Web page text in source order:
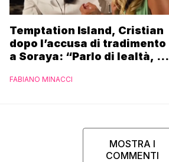
Temptation Island, Cristian
dopo l’accusa di tradimento
a Soraya: “Parlo di lealtà, ma
FABIANO MINACCI
MOSTRA I
COMMENTI